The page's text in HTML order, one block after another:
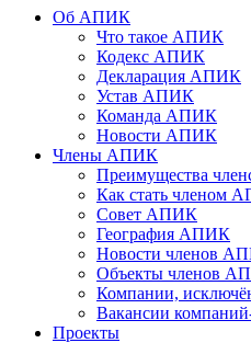
Об АПИК
Что такое АПИК
Кодекс АПИК
Декларация АПИК
Устав АПИК
Команда АПИК
Новости АПИК
Члены АПИК
Преимущества
Как стать членом
Совет АПИК
География АПИК
Новости членов
Объекты членов
Компании,
Вакансии
Проекты